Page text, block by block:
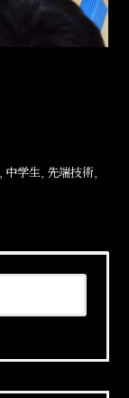
中学生 先端技術